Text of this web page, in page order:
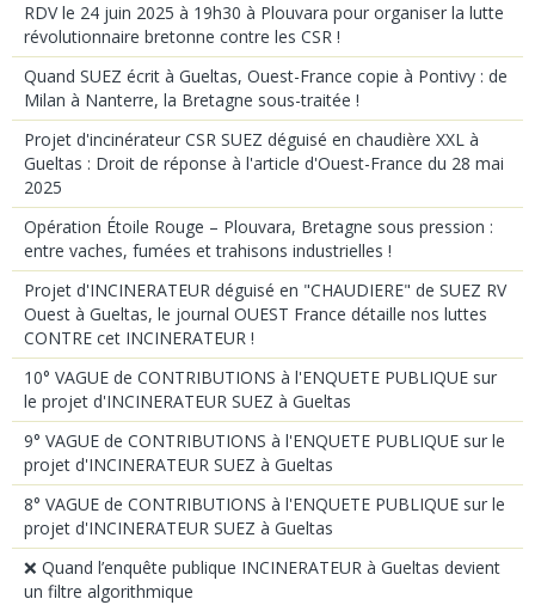
RDV le 24 juin 2025 à 19h30 à Plouvara pour organiser la lutte
révolutionnaire bretonne contre les CSR !
Quand SUEZ écrit à Gueltas, Ouest-France copie à Pontivy : de
Milan à Nanterre, la Bretagne sous-traitée !
Projet d'incinérateur CSR SUEZ déguisé en chaudière XXL à
Gueltas : Droit de réponse à l'article d'Ouest-France du 28 mai
2025
Opération Étoile Rouge – Plouvara, Bretagne sous pression :
entre vaches, fumées et trahisons industrielles !
Projet d'INCINERATEUR déguisé en "CHAUDIERE" de SUEZ RV
Ouest à Gueltas, le journal OUEST France détaille nos luttes
CONTRE cet INCINERATEUR !
10° VAGUE de CONTRIBUTIONS à l'ENQUETE PUBLIQUE sur
le projet d'INCINERATEUR SUEZ à Gueltas
9° VAGUE de CONTRIBUTIONS à l'ENQUETE PUBLIQUE sur le
projet d'INCINERATEUR SUEZ à Gueltas
8° VAGUE de CONTRIBUTIONS à l'ENQUETE PUBLIQUE sur le
projet d'INCINERATEUR SUEZ à Gueltas
❌ Quand l’enquête publique INCINERATEUR à Gueltas devient
un filtre algorithmique